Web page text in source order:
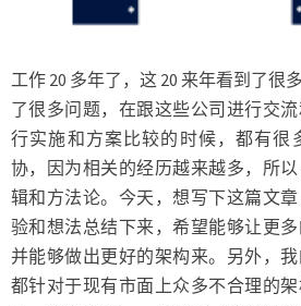
工作 20 多年了，这 20 来年看到了很
了很多问题，在跟这些公司进行交
行实施和方案比较的时候，都有很
协，因为相关的经历越来越多，所
辑和方法论。今天，想写下这篇文
验和想法总结下来，希望能够让更多
并能够做出更好的架构来。另外，
都针对于现有市面上众多不合理的